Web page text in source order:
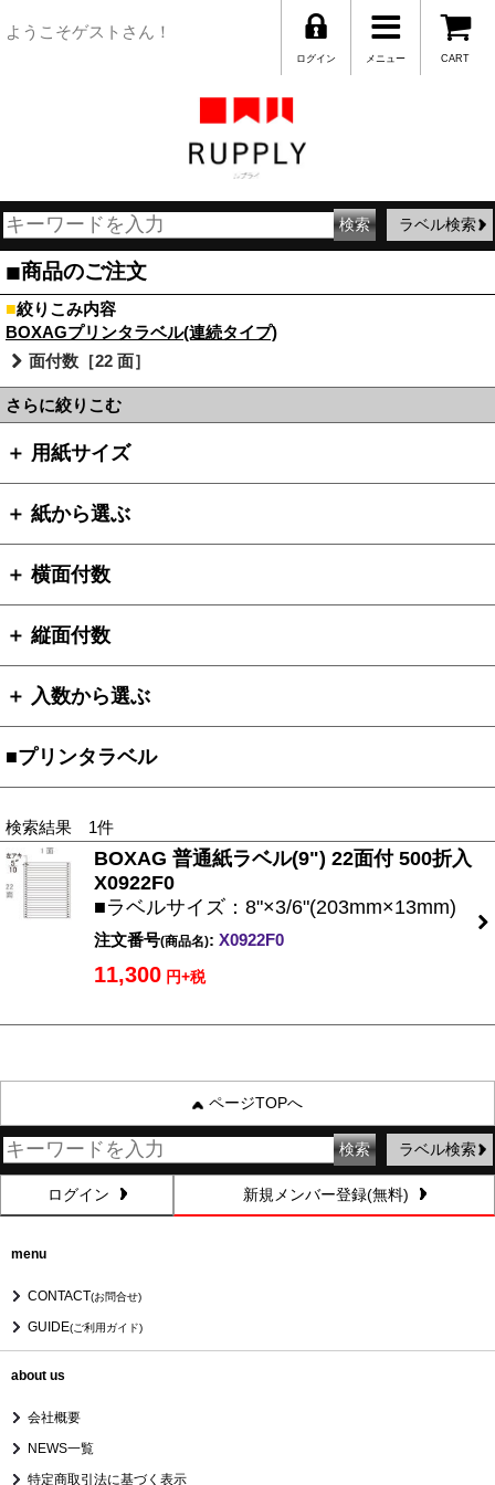
ようこそゲストさん！
CART
メニュー
ログイン
ラベル検索
■商品のご注文
■絞りこみ内容
BOXAGプリンタラベル(連続タイプ)
面付数［22 面］
さらに絞りこむ
＋ 用紙サイズ
＋ 紙から選ぶ
＋ 横面付数
＋ 縦面付数
＋ 入数から選ぶ
■プリンタラベル
検索結果 1件
BOXAG 普通紙ラベル(9") 22面付 500折入
X0922F0
■ラベルサイズ：8"×3/6"(203mm×13mm)
注文番号(商品名): X0922F0
11,300 円+税
ページTOPへ
ラベル検索
ログイン 新規メンバー登録(無料)
menu
CONTACT(お問合せ)
GUIDE(ご利用ガイド)
about us
会社概要
NEWS一覧
特定商取引法に基づく表示